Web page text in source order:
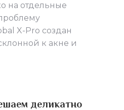
на отдельные
X-Pro создан
к акне и
деликатно